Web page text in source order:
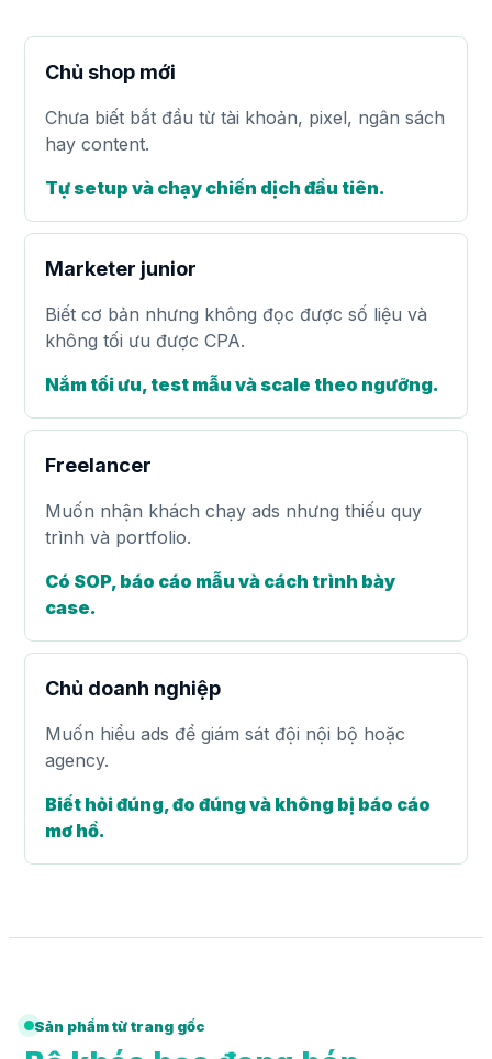
Chủ shop mới
Chưa biết bắt đầu từ tài khoản, pixel, ngân sách
hay content.
Tự setup và chạy chiến dịch đầu tiên.
Marketer junior
Biết cơ bản nhưng không đọc được số liệu và
không tối ưu được CPA.
Nắm tối ưu, test mẫu và scale theo ngưỡng.
Freelancer
Muốn nhận khách chạy ads nhưng thiếu quy
trình và portfolio.
Có SOP, báo cáo mẫu và cách trình bày
case.
Chủ doanh nghiệp
Muốn hiểu ads để giám sát đội nội bộ hoặc
agency.
Biết hỏi đúng, đo đúng và không bị báo cáo
mơ hồ.
Sản phẩm từ trang gốc